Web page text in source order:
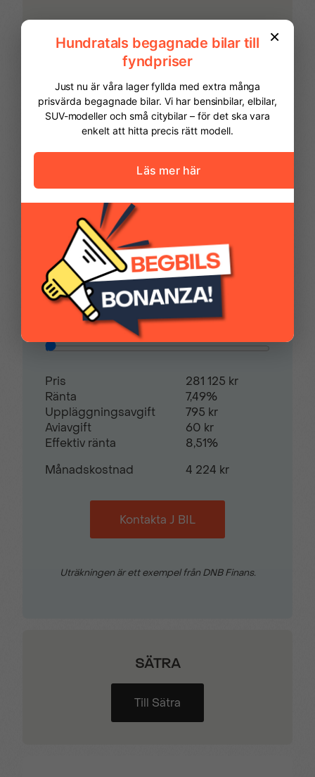
Fartbegränsare
reservnyckel
ovan förare
Förvaringsfack under
handskfacket
Halogenstrålkastare
Handskfack Helljusassistent
Justerbar ratt
genomlastningslucka
Nackskydd justerbara i
Parkeringsensorer bak
Regnsensor
defroster
Trafikskyltsavläsning Trötthetsvarnare
FINANSIERING
Vi hjälper dig att ordna finansiering av
din bil. Här kan du räkna ut din
månadskostnad och även göra en
ansökan online.
Kontantinsats 70 281,00 kr
Avbetalningstid60månader
%
Pris
281 125 kr
Ränta
7,49%
Uppläggningsavgift
795 kr
Aviavgift
60 kr
Effektiv ränta
8,51%
Månadskostnad
4 224 kr
Kontakta J BIL
Uträkningen är ett exempel från DNB Finans.
SÄTRA
Till Sätra